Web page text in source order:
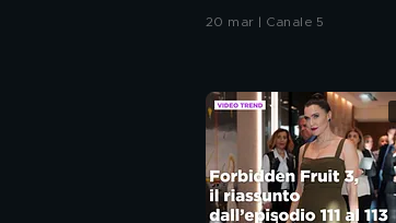
20 mar | Canale 5